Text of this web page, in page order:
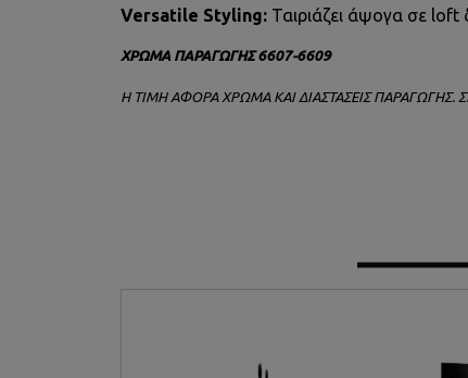
Versatile Styling: Ταιριάζει άψογα σε loft
ΧΡΩΜΑ ΠΑΡΑΓΩΓΗΣ 6607-6609
Η ΤΙΜΗ ΑΦΟΡΑ ΧΡΩΜΑ ΚΑΙ ΔΙΑΣΤΑΣΕΙΣ ΠΑΡΑΓΩΓΗΣ.